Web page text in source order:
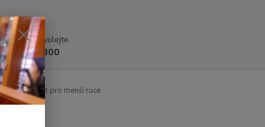
rady? Zavolejte.
375 800
spoušť pro menší ruce